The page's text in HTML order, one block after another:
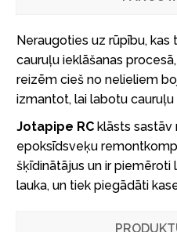
Neraugoties uz rūpību,
cauruļu ieklāšanas
reizēm cieš no nelieliem
izmantot, lai labotu
Jotapipe RC klāsts
epoksīdsveķu
šķīdinātājus un ir piemēroti
lauka, un tiek piegādāti